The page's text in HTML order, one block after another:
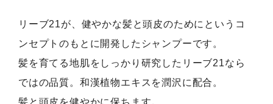
リーブ21が、健やかな髪と頭皮のためにというコ
ンセプトのもとに開発したシャンプーです。
髪を育てる地肌をしっかり研究したリーブ21なら
ではの品質。和漢植物エキスを潤沢に配合。